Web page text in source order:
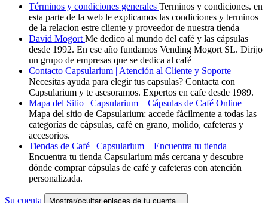
Términos y condiciones generales Terminos y condiciones. en
esta parte de la web le explicamos las condiciones y terminos
de la relacion estre cliente y proveedor de nuestra tienda
David Mogort Me dedico al mundo del café y las cápsulas
desde 1992. En ese año fundamos Vending Mogort SL. Dirijo
un grupo de empresas que se dedica al café
Contacto Capsularium | Atención al Cliente y Soporte
Necesitas ayuda para elegir tus capsulas? Contacta con
Capsularium y te asesoramos. Expertos en cafe desde 1989.
Mapa del Sitio | Capsularium – Cápsulas de Café Online
Mapa del sitio de Capsularium: accede fácilmente a todas las
categorías de cápsulas, café en grano, molido, cafeteras y
accesorios.
Tiendas de Café | Capsularium – Encuentra tu tienda
Encuentra tu tienda Capsularium más cercana y descubre
dónde comprar cápsulas de café y cafeteras con atención
personalizada.
Su cuenta Mostrar/ocultar enlaces de tu cuenta 